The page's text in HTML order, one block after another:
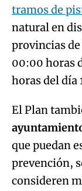
tramos de
natural en
provincias de
00:00 horas
horas del día
El Plan
que puedan
prevención,
consideren